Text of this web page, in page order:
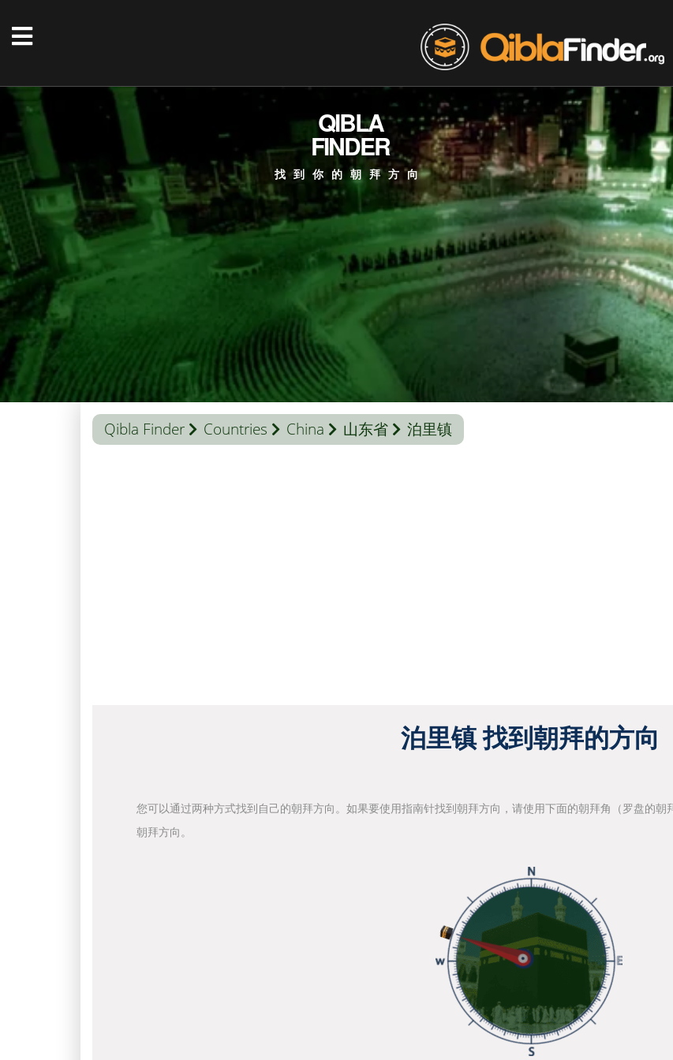
QIBLA
FINDER
找到你的朝拜方向
Qibla Finder Countries China 山东省 泊里镇
泊里镇 找到朝拜的方向
您可以通过两种方式找到自己的朝拜方向。如果要使用指南针找到朝拜方向，请使用下面的朝拜角（罗盘的
朝拜方向。